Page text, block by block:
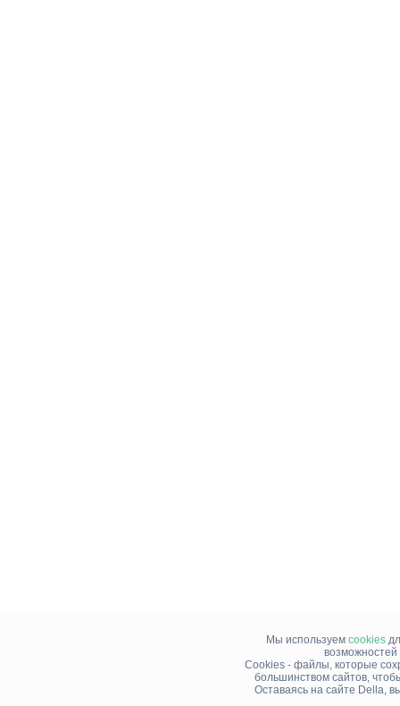
Мы используем cookies
Cookies - файлы, которые
большинством сайтов,
Оставаясь на сайте Della,